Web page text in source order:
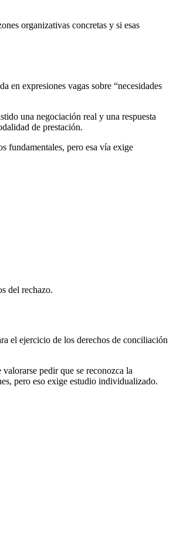
organizativas concretas y si esas
en expresiones vagas sobre “necesidades
una negociación real y una respuesta
de prestación.
fundamentales, pero esa vía exige
del rechazo.
el ejercicio de los derechos de conciliación
pedir que se reconozca la
pero eso exige estudio individualizado.